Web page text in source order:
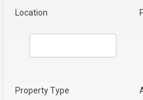
Location
Property Type